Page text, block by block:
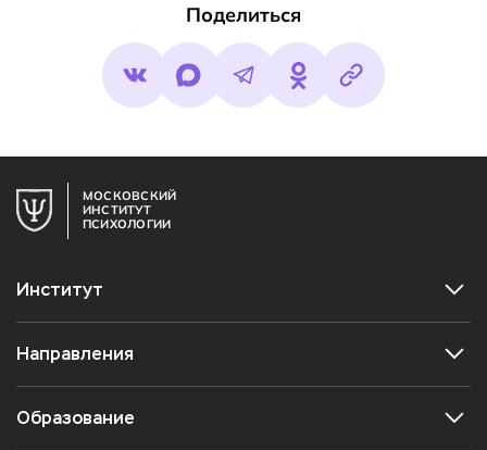
Поделиться
МОСКОВСКИЙ
ИНСТИТУТ
ПСИХОЛОГИИ
Институт
Направления
Образование